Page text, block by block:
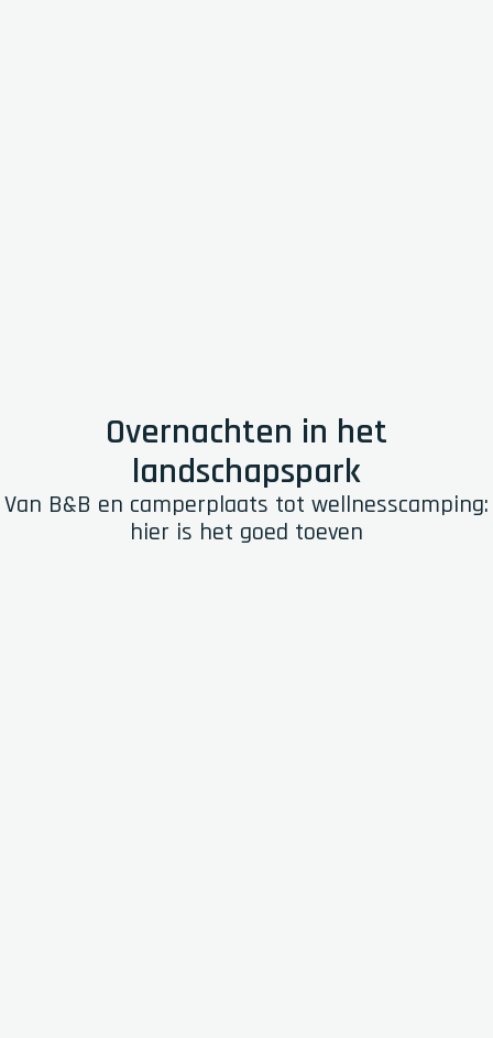
Overnachten in het
landschapspark
Van B&B en camperplaats tot wellnesscamping:
hier is het goed toeven